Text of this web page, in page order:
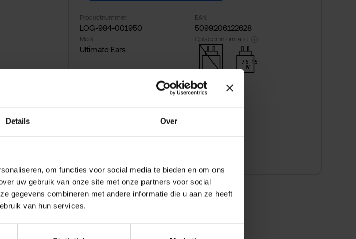
Details Over
om functies voor social media te bieden en om ons
uw gebruik van onze site met onze partners voor social
gegevens combineren met andere informatie die u aan ze heeft
van hun services.
Productnummer:
LOG-984-001950
EAN:
5099206122628
Merk:
Ultimate Ears
Oplader informatie:
7.5 - 15
W
Gratis verzending vanaf € 25,-
Veilig en snel betalen